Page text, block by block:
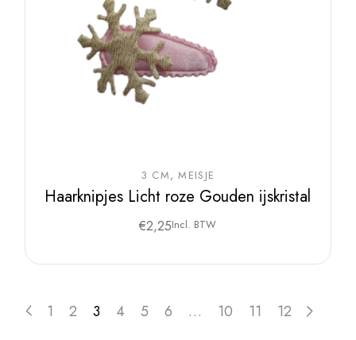
3 CM MEISJE
Haarknipjes Licht roze Gouden ijskristal
€2,25Incl. BTW
1 2 3 4 5 6 … 10 11 12